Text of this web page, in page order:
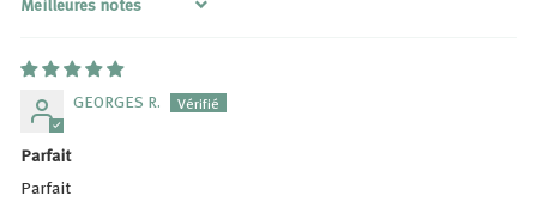
Sort by
GEORGES R.
Parfait
Parfait